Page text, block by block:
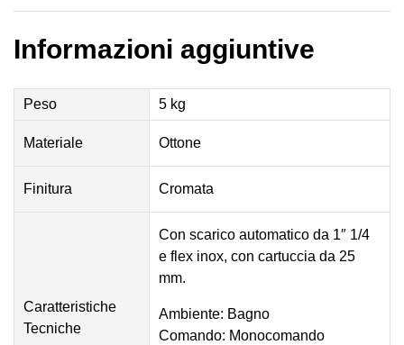
Informazioni aggiuntive
Peso 5 kg
Materiale Ottone
Finitura Cromata
Caratteristiche
Tecniche
Con scarico automatico da 1″ 1/4
e flex inox, con cartuccia da 25
mm.
Ambiente: Bagno
Comando: Monocomando